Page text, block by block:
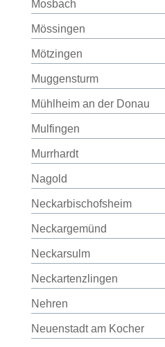
Mosbach
Mössingen
Mötzingen
Muggensturm
Mühlheim an der Donau
Mulfingen
Murrhardt
Nagold
Neckarbischofsheim
Neckargemünd
Neckarsulm
Neckartenzlingen
Nehren
Neuenstadt am Kocher